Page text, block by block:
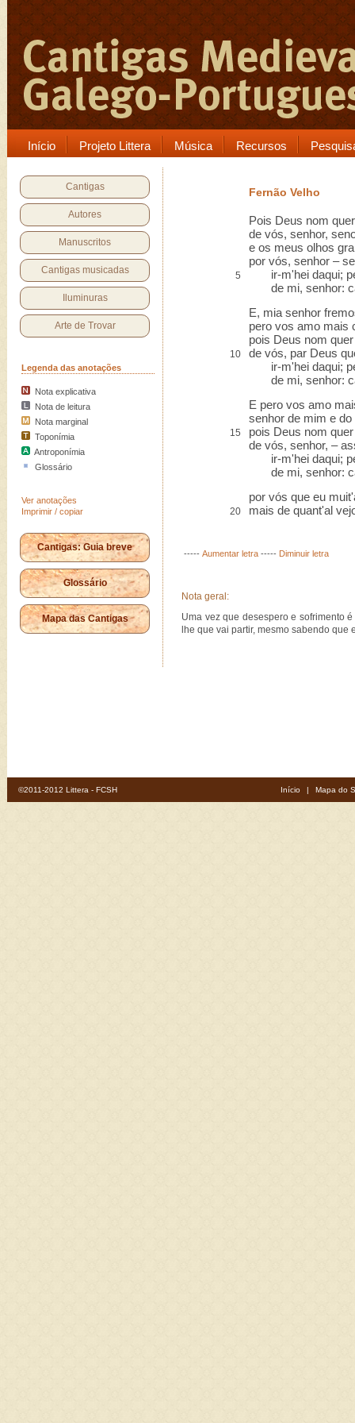
Início Projeto Littera Música Recursos
Cantigas
Autores
Manuscritos
Cantigas musicadas
Iluminuras
Arte de Trovar
Legenda das anotações
Nota explicativa
Nota de leitura
Nota marginal
Toponímia
Antroponímia
Glossário
Ver anotações
Imprimir / copiar
Cantigas: Guia breve
Glossário
Mapa das Cantigas
Fernão Velho
Pois Deus nom
de vós, senhor,
e os meus olhos
por vós, senhor –
5
ir-m'hei daqui;
de mi, senhor:
E, mia senhor
pero vos amo mais
pois Deus nom
10
de vós, par Deus
ir-m'hei daqui;
de mi, senhor:
E pero vos amo
senhor de mim e
15
pois Deus nom
de vós, senhor, –
ir-m'hei daqui;
de mi, senhor:
por vós que eu
20 mais de quant'al
----- Aumentar letra ----- Diminuir letra
Nota geral:
Uma vez que desespero e sofrimento
lhe que vai partir, mesmo sabendo que
©2011-2012 Littera - FCSH Início | Mapa do